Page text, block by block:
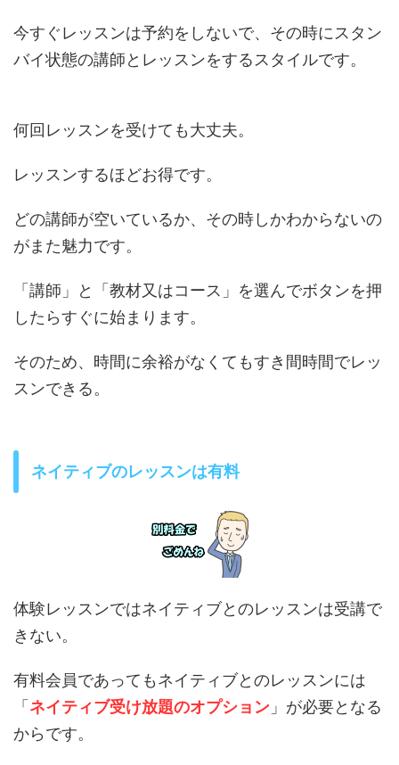
今すぐレッスンは予約をしないで、その時にスタン
バイ状態の講師とレッスンをするスタイルです。
何回レッスンを受けても大丈夫。
レッスンするほどお得です。
どの講師が空いているか、その時しかわからないの
がまた魅力です。
「講師」と「教材又はコース」を選んでボタンを押
したらすぐに始まります。
そのため、時間に余裕がなくてもすき間時間でレッ
スンできる。
ネイティブのレッスンは有料
体験レッスンではネイティブとのレッスンは受講で
きない。
有料会員であってもネイティブとのレッスンには
「 ネイティブ受け放題のオプション 」が必要となる
からです。